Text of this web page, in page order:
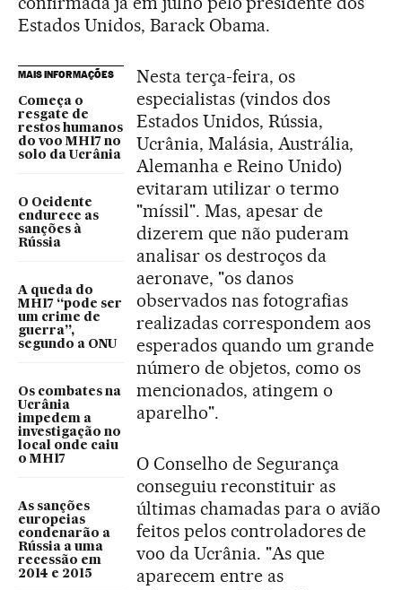
Estados Unidos, Barack Obama.
MAIS INFORMAÇÕES
Começa o
resgate de
restos humanos
do voo MH17 no
solo da Ucrânia
O Ocidente
endurece as
sanções à
Rússia
A queda do
MH17 “pode ser
um crime de
guerra”,
segundo a ONU
Os combates na
Ucrânia
impedem a
investigação no
local onde caiu
o MH17
As sanções
europeias
condenarão a
Rússia a uma
recessão em
2014 e 2015
Nesta terça-feira, os
especialistas (vindos dos
Estados Unidos, Rússia,
Ucrânia, Malásia, Austrália,
Alemanha e Reino Unido)
evitaram utilizar o termo
"míssil". Mas, apesar de
dizerem que não puderam
analisar os destroços da
aeronave, "os danos
observados nas fotografias
realizadas correspondem aos
esperados quando um grande
número de objetos, como os
mencionados, atingem o
aparelho".
O Conselho de Segurança
conseguiu reconstituir as
últimas chamadas para o avião
feitos pelos controladores de
voo da Ucrânia. "As que
aparecem entre as